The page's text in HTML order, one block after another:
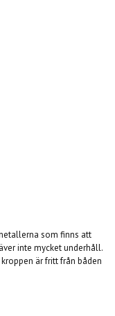
som finns att
inte mycket underhåll.
är fritt från båden